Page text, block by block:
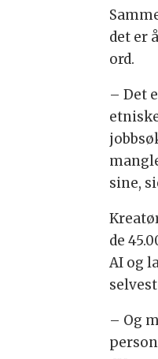
det er
ord.
– Det
sine,
de
AI og
– Og